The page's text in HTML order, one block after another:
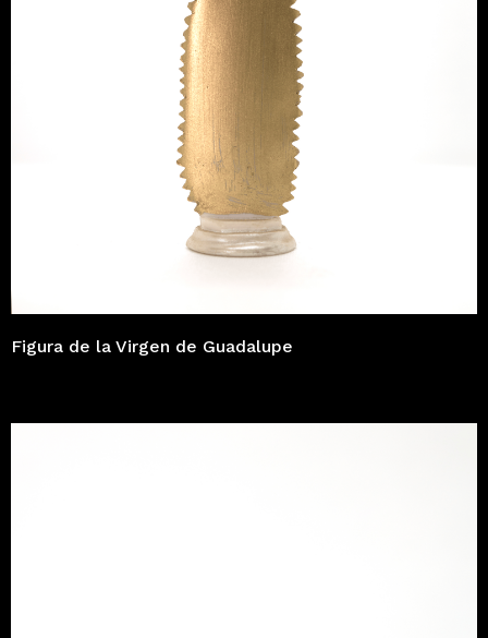
Figura de la Virgen de Guadalupe